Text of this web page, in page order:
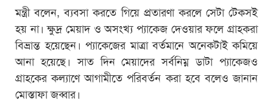
মন্ত্রী বলেন, ব্যবসা করতে গিয়ে প্রতারণা করলে সেটা টেকসই
হয় না। ক্ষুদ্র মেয়াদ ও অসংখ্য প্যাকেজ দেওয়ার ফলে গ্রাহকরা
বিভ্রান্ত হয়েছেন। প্যাকেজের মাত্রা বর্তমানে অনেকটাই কমিয়ে
আনা হয়েছে। সাত দিন মেয়াদের সর্বনিম্ন ডাটা প্যাকেজও
গ্রাহকের কল্যাণে আগামীতে পরিবর্তন করা হবে বলেও জানান
মোস্তাফা জব্বার।